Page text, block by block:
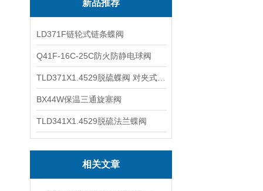
新品推荐
LD371F链轮式链条蝶阀
Q41F-16C-25C防火防静电球阀
BX44W保温三通旋塞阀
TLD341X1.4529脱硫法兰蝶阀
相关文章